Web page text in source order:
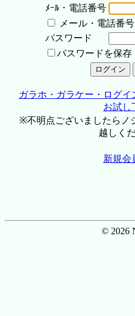
ﾒｰﾙ・電話番号
メール・電話番
パスワード
パスワードを保存
ガラホ・ガラケー・ログ
お試し
※不明点ございましたらノ
越しく
新規会
© 2026